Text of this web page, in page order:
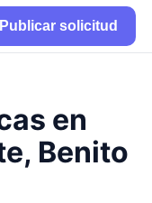
Publicar solicitud
en
Benito